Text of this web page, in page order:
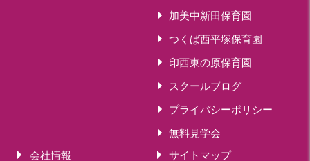
加美中新田保育園
つくば西平塚保育園
印西東の原保育園
スクールブログ
プライバシーポリシー
無料見学会
会社情報
サイトマップ